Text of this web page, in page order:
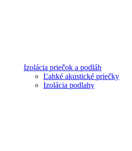
Izolácia priečok a podláh
Ľahké akustické priečky
Izolácia podlahy